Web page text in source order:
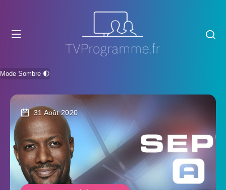
Mode Sombre 🌓
31 Août 2020